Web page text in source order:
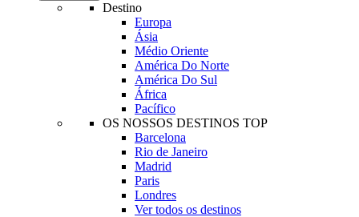
Destino
Europa
Ásia
Médio Oriente
América Do Norte
América Do Sul
África
Pacífico
OS NOSSOS DESTINOS TOP
Barcelona
Rio de Janeiro
Madrid
Paris
Londres
Ver todos os destinos